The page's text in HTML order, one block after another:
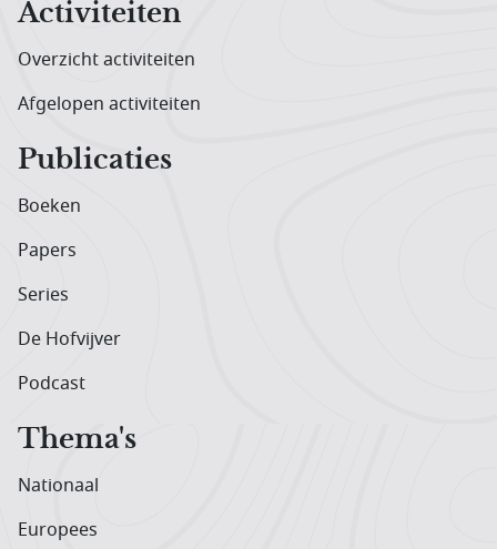
Activiteiten
Overzicht activiteiten
Afgelopen activiteiten
Publicaties
Boeken
Papers
Series
De Hofvijver
Podcast
Thema's
Nationaal
Europees